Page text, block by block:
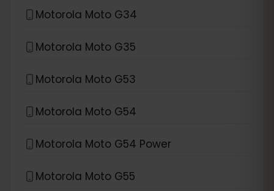
Motorola Moto G34
Motorola Moto G35
Motorola Moto G53
Motorola Moto G54
Motorola Moto G54 Power
Motorola Moto G55